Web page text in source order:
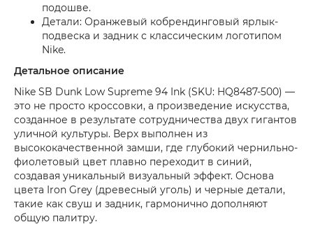
подошве.
Детали: Оранжевый кобрендинговый ярлык-
подвеска и задник с классическим логотипом
Nike.
Детальное описание
Nike SB Dunk Low Supreme 94 Ink (SKU: HQ8487-500) —
это не просто кроссовки, а произведение искусства,
созданное в результате сотрудничества двух гигантов
уличной культуры. Верх выполнен из
высококачественной замши, где глубокий чернильно-
фиолетовый цвет плавно переходит в синий,
создавая уникальный визуальный эффект. Основа
цвета Iron Grey (древесный уголь) и черные детали,
такие как свуш и задник, гармонично дополняют
общую палитру.